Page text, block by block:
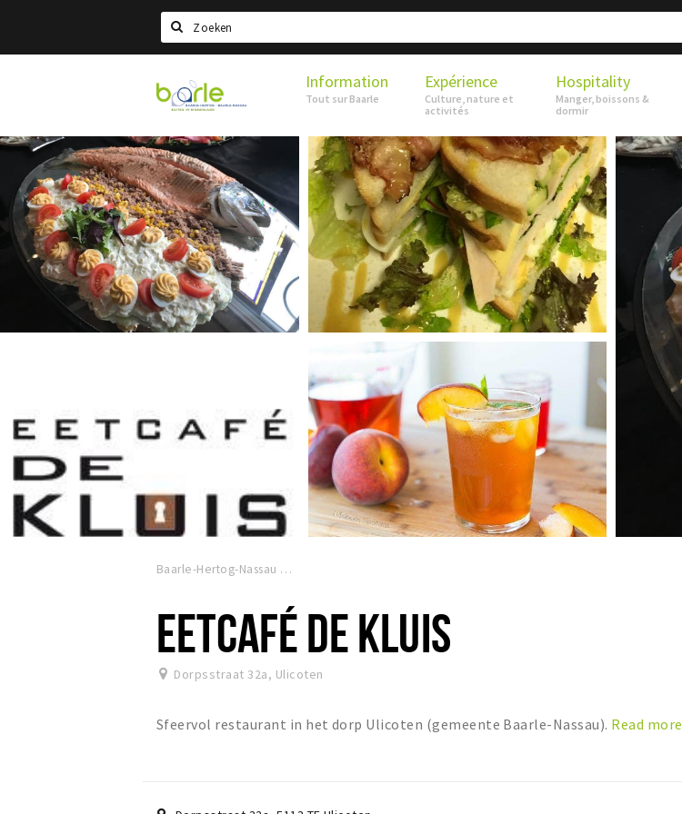
Search
Visit
Baarle
Information
Tout sur Baarle
Expérience
Culture, nature et
activités
Hospitality
Manger, boissons &
dormir
Baarle-Hertog-Nassau
EETCAFÉ DE KLUIS
Dorpsstraat 32a, Ulicoten
Sfeervol restaurant in het dorp Ulicoten (gemeente Baarle-Nassau). Read more